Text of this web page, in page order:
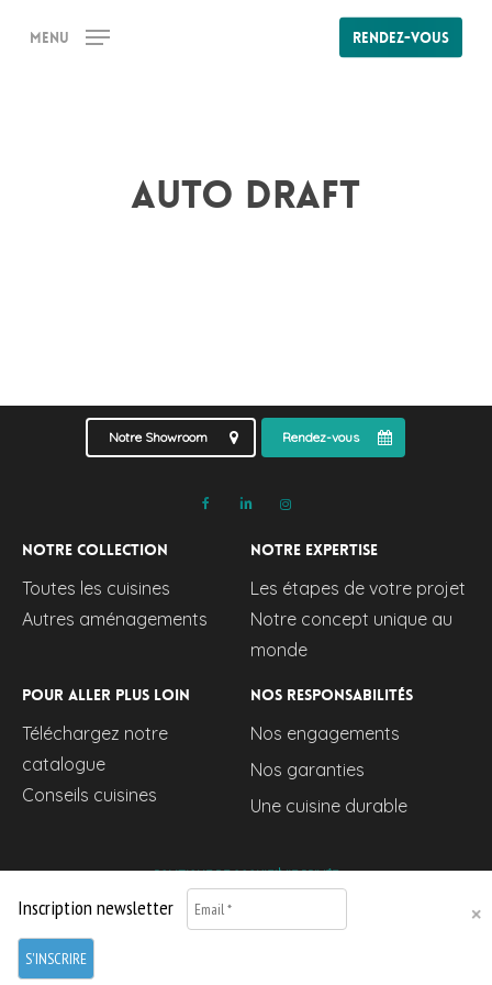
Rendez-vous
Menu
Auto Draft
Notre Showroom Rendez-vous
Notre collection
Toutes les cuisines
Autres aménagements
Notre expertise
Les étapes de votre projet
Notre concept unique au
monde
Pour aller plus loin
Téléchargez notre
catalogue
Conseils cuisines
Nos responsabilités
Nos engagements
Nos garanties
Une cuisine durable
POLITIQUE DE COOKIESVIE PRIVÉE
©All Right Reserved, BE Kitchen ©
Inscription newsletter